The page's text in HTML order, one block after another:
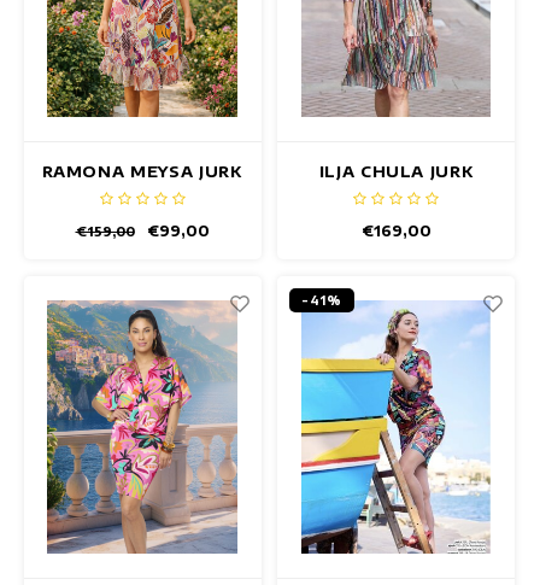
RAMONA MEYSA JURK
€159,00 €99,00
ILJA CHULA JURK
€169,00
-41%